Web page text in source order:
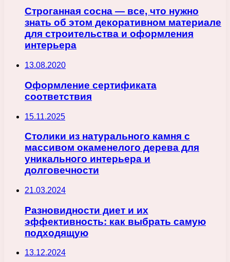
Строганная сосна — все, что нужно
знать об этом декоративном материале
для строительства и оформления
интерьера
13.08.2020
Оформление сертификата
соответствия
15.11.2025
Столики из натурального камня с
массивом окаменелого дерева для
уникального интерьера и
долговечности
21.03.2024
Разновидности диет и их
эффективность: как выбрать самую
подходящую
13.12.2024